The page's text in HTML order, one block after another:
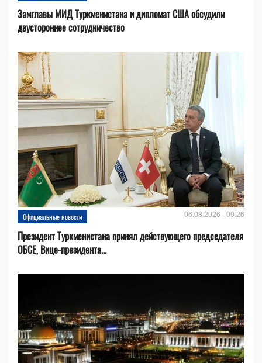
Замглавы МИД Туркменистана и дипломат США обсудили
двустороннее сотрудничество
Официальные новости 06.08.2026 - 09:26
Президент Туркменистана принял действующего председателя
ОБСЕ, Вице-президента...